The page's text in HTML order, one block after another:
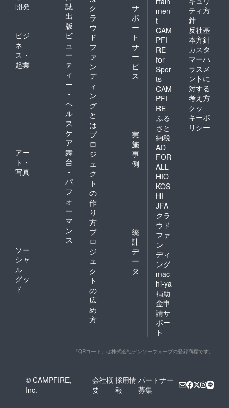
開発
誌
出
版
ビジ
ネ
ス・
起業
ビ
ュ
ー
テ
ィ
ー
・
ヘ
ル
ス
ケ
ア
アー
ト・
写真
舞
台
・
パ
フ
ォ
ー
マ
ン
ス
ソー
シャ
ル
グッ
ド
ク
ラ
ウ
ド
フ
ァ
ン
デ
ィ
ン
グ
と
は
サ
ポ
ー
ト
サ
ー
ビ
ス
プ
ロ
ジ
ェ
ク
ト
の
作
り
方
実
施
事
例
プ
ロ
ジ
ェ
ク
ト
の
広
め
方
統
計
デ
ー
タ
men
t
CAM
PFI
RE
for
Spor
ts
CAM
PFI
RE
ふる
さと
納税
AD
FOR
ALL
HIO
KOS
HI
JFA
クラ
ウド
ファ
ン
ディ
ング
mac
hi-ya
補助
金申
請サ
ポー
ト
ティ方
針
反社基
本方針
カスタ
マーハ
ラスメ
ントに
対する
考え方
クッ
キーポ
リシー
「QRコード」は株式会社デンソーウェーブの登録商標です。
© CAMPFIRE,
Inc.
会社概
要
採用情
報
パートナー
募集